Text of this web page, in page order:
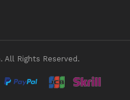
All Rights Reserved.